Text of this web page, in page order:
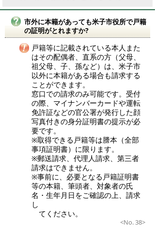
市外に本籍があっても米子市役所で戸籍
の証明がとれますか?
戸籍等に記載されている本人また
はその配偶者、直系の方（父母、
祖父母、子、孫など）は、米子市
以外に本籍がある場合も請求する
ことができます。
窓口での請求のみ可能です。受付
の際、マイナンバーカードや運転
免許証などの官公署が発行した顔
写真付きの身分証明書の提示が必
要です。
※取得できる戸籍等は謄本（全部
事項証明書）に限ります。
※郵送請求、代理人請求、第三者
請求はできません。
※事前に、必要となる戸籍証明書
等の本籍、筆頭者、対象者の氏
名・生年月日をご確認の上、請求
し
てください。
<No. 38>